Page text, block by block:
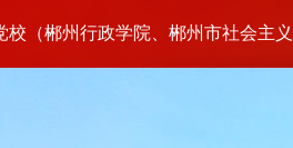
校（郴州行政学院、郴州市社会主